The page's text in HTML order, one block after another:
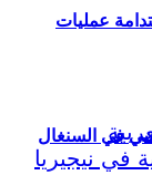
في السنغال
واختبار استدامة عمليات